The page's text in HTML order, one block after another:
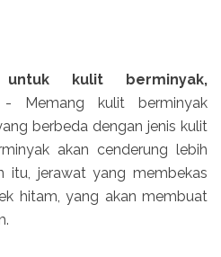
kulit berminyak,
- Memang kulit berminyak
berbeda dengan jenis kulit
akan cenderung lebih
itu, jerawat yang membekas
hitam, yang akan membuat